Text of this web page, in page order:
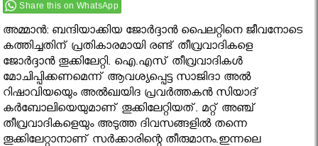
Share this on WhatsApp
അമ്മാൻ: ബന്ദിയാക്കിയ ജോർദ്ദാൻ പൈലറ്റിനെ ജീവനോടെ
കത്തിച്ചതിന് പ്രതികാരമായി രണ്ട് തീവ്രവാദികളെ
ജോർദ്ദാൻ തൂക്കിലേറ്റി. ഐ.എസ് തീവ്രവാദികൾ
മോചിപ്പിക്കണമെന്ന് ആവശ്യപ്പെട്ട സാജിദാ അൽ
റിഷാവിയയെും അൽഖ്വയിദ പ്രവർത്തകൻ സിയാദ്
കർബോലിയെയുമാണ് തൂക്കിലേറ്റിയത്. മറ്റ് അഞ്ച്
തീവ്രവാദികളെയും അടുത്ത ദിവസങ്ങളിൽ തന്നെ
തൂക്കിലേറ്റാനാണ് സർക്കാരിന്റെ തീരുമാനം.ഇന്നലെ